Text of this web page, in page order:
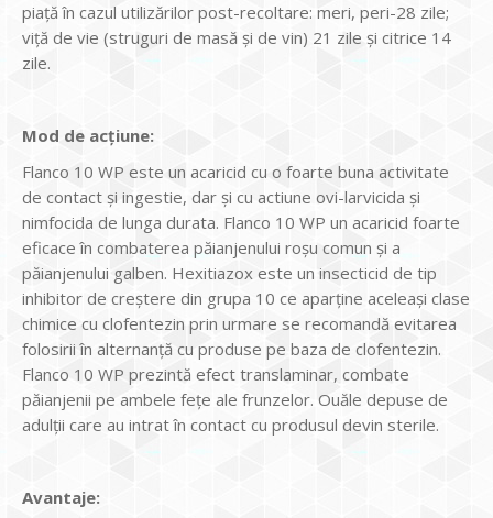
piață în cazul utilizărilor post-recoltare: meri, peri-28 zile;
viță de vie (struguri de masă și de vin) 21 zile și citrice 14
zile.
Mod de acţiune:
Flanco 10 WP este un acaricid cu o foarte buna activitate
de contact și ingestie, dar și cu actiune ovi-larvicida și
nimfocida de lunga durata. Flanco 10 WP un acaricid foarte
eficace în combaterea păianjenului roșu comun și a
păianjenului galben. Hexitiazox este un insecticid de tip
inhibitor de creștere din grupa 10 ce aparține aceleași clase
chimice cu clofentezin prin urmare se recomandă evitarea
folosirii în alternanță cu produse pe baza de clofentezin.
Flanco 10 WP prezintă efect translaminar, combate
păianjenii pe ambele fețe ale frunzelor. Ouăle depuse de
adulții care au intrat în contact cu produsul devin sterile.
Avantaje: